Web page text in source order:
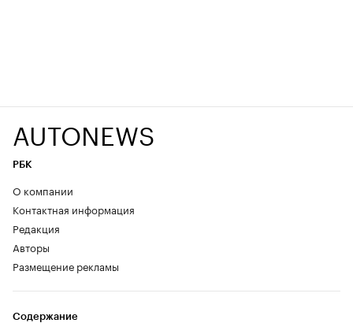
AUTONEWS
РБК
О компании
Контактная информация
Редакция
Авторы
Размещение рекламы
Содержание